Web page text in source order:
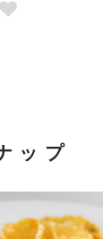
ップ